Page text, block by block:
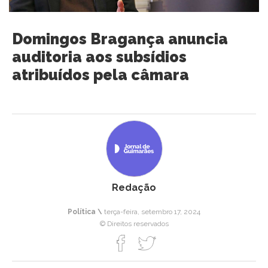
Domingos Bragança anuncia
auditoria aos subsídios
atribuídos pela câmara
Redação
Política \ terça-feira, setembro 17, 2024
© Direitos reservados